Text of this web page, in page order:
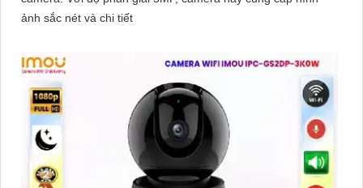
ảnh sắc nét và chi tiết